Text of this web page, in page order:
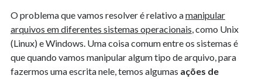
O problema que vamos resolver é relativo amanipular
arquivos em diferentes sistemas operacionais, como Unix
(Linux) e Windows. Uma coisa comum entre os sistemas é
que quando vamos manipular algum tipo de arquivo, para
fazermos uma escrita nele, temos algumas ações de